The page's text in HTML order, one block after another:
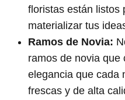
floristas están listos
materializar tus
Ramos de Novia:
ramos de novia que
elegancia que cada
frescas y de alta